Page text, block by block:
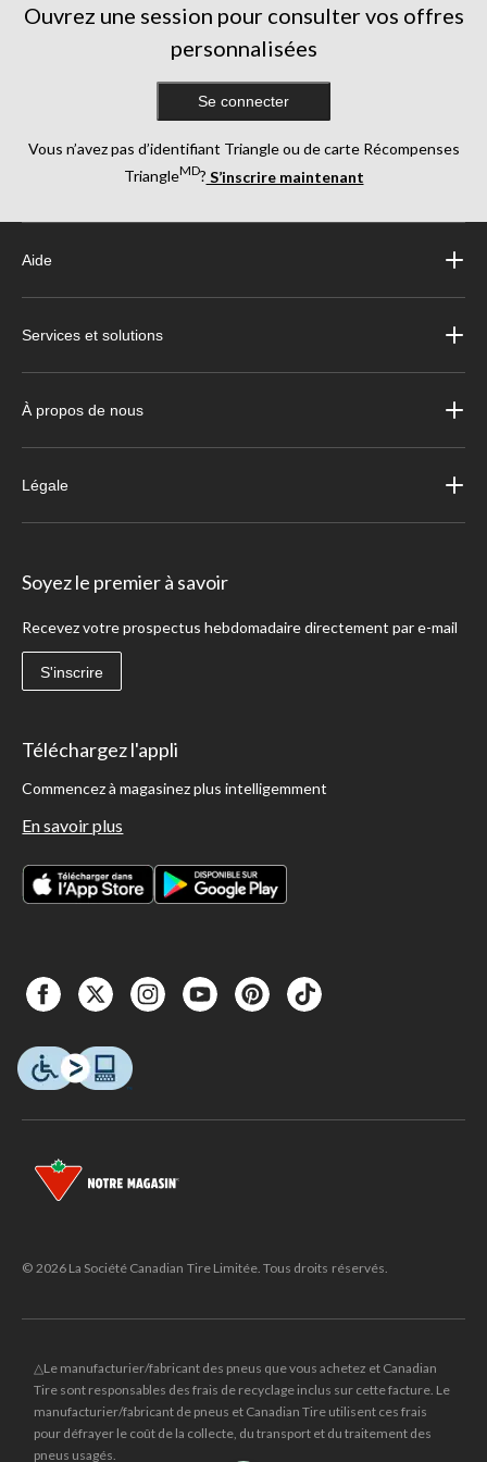
Ouvrez une session pour consulter vos offres
personnalisées
Se connecter
Vous n’avez pas d’identifiant Triangle ou de carte Récompenses
TriangleMD? S’inscrire maintenant
Aide
Services et solutions
À propos de nous
Légale
Soyez le premier à savoir
Recevez votre prospectus hebdomadaire directement par e-mail
S'inscrire
Téléchargez l'appli
Commencez à magasinez plus intelligemment
En savoir plus
© 2026 La Société Canadian Tire Limitée. Tous droits réservés.
△Le manufacturier/fabricant des pneus que vous achetez et Canadian
Tire sont responsables des frais de recyclage inclus sur cette facture. Le
manufacturier/fabricant de pneus et Canadian Tire utilisent ces frais
pour défrayer le coût de la collecte, du transport et du traitement des
pneus usagés.